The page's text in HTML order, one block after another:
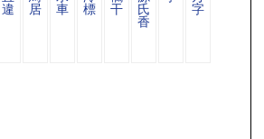
違 居 車 標 干 氏
香
字